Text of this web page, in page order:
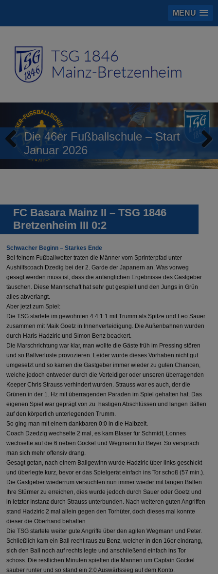
MENU
Die 46er Fußballschule – Start
Januar 2026
Previous
FC Basara Mainz II – TSG 1846
Bretzenheim III 0:2
Schwacher Beginn – Starkes Ende
Bei feinem Fußballwetter traten die Männer vom Sprinterpfad unter
Aushilfscoach Dzedig bei der 2. Garde der Japanern an. Was vorweg
gesagt werden muss ist, dass die anfänglichen Ergebnisse des Gastgeber
täuschen. Diese Mannschaft hat sehr gut gespielt und den Jungs in Grün
alles abverlangt.
Aber jetzt zum Spiel:
Die TSG startete im gewohnten 4:4:1:1 mit Trumm als Spitze und Leo Sauer
zusammen mit MaikGoetz in Innenverteidigung. Die Außenbahnen wurden
durch Haris Hadziric und Simon Benz beackert.
Die Marschrichtung war klar, man wollte die Gäste früh im Pressing stören
und so Ballverluste provozieren. Leider wurde dieses Vorhaben nicht gut
umgesetzt und so kamen die Gastgeber immer wieder zu guten Chancen,
welche jedoch entweder durch die Verteidiger oder unseren überragenden
Keeper Chris Strauss verhindert wurden. Strauss war es auch, der die
Grünen in der 1. Hz mit überragenden Paraden im Spiel gehalten hat. Das
eigenen Spiel war geprägt von zu hastigen Abschlüssen und langen Bällen
auf den körperlich unterlegenden Trumm.
So ging man mit einem dankbaren 0:0 in die Halbzeit.
Coach Dzedzig wechselte 2 mal, es kam Blaser für Schmidt, Lonnes
wechselte auf die 6 neben Gockel und Wegmann für Beyer. So versprach
man sich mehr offensiv drang.
Gesagt getan, nach einem Ballgewinn wurde Hadziric über links geschickt
und überlegte kurz, bevor er das Spielgerät einfach ins Tor schoß (57 min.).
Die Gastgeber wiederrum versuchten nun immer wieder mit langen Bällen
Ihre Stürmer zu erreichen, dies wurde jedoch durch Sauer oderGoetz und
in letzter Instanz durch Strauss unterbunden. Nach weiteren guten Angriffen
stand Hadziric 2 mal allein gegen den Torhüter, doch dieses mal konnte
dieser die Oberhand behalten.
Die TSG startete weiter gute Angriffe über den agilen Wegmann und Peter.
Schließlich kam ein Ball recht raus zu Benz, welcher in den 16er eindrang,
sich den Ball noch auf rechts legte und anschließend einfach ins Tor
schoss. Die restlichen Minuten spielten die Mannen um Captain Gockel
sauber runter und so stand ein 2:0 Auswärtssieg auf dem Konto.